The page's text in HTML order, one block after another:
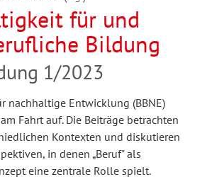
für und
Bildung
1/2023
nachhaltige Entwicklung (BBNE)
Fahrt auf. Die Beiträge betrachten
Kontexten und diskutieren
in denen „Beruf" als
eine zentrale Rolle spielt.